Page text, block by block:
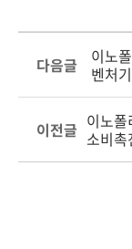
다음글
이노
벤처
이전글 이노
소비촉